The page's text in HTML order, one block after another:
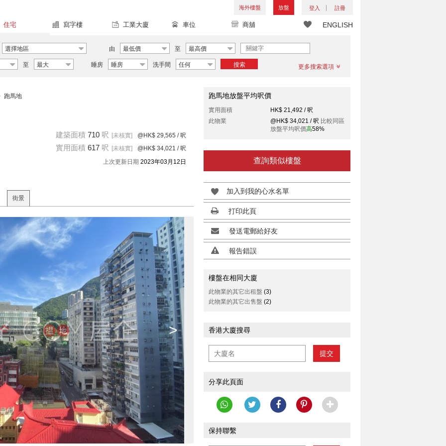
海外樓盤 放盤 登入 註冊
ENGLISH
住宅 寫字樓 工業大廈 車位 商舖
選擇地區 由 最低價 至 最高價
至 最大 睡房 睡房 洗手間 任何 搜索 更多搜索選項
跑馬地
建築面積 710 呎 [未核實] @HK$ 29,565 / 呎
實用面積 617 呎 [未核實] @HK$ 34,021 / 呎
上次更新日期 2023年03月12日
街景
>
跑馬地放盤平均呎價
實用面積
HK$ 21,492 / 呎
此物業
@HK$ 34,021 / 呎 比較同區
放盤平均呎價高58%
查詢類似樓盤
加入到我的心水名單
打印此頁
發送電郵給好友
報告錯誤
樓盤在相同大廈
此物業的其它出租盤 (3)
此物業的其它出售盤 (2)
香港大廈搜尋
提交
分享此頁面
保持聯繫